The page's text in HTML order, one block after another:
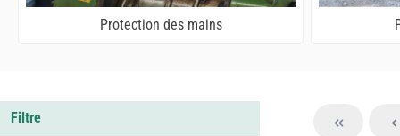
Protection des mains
Filtre